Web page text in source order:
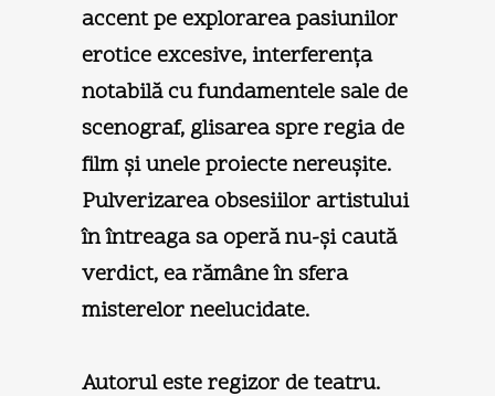
accent pe explorarea pasiunilor
erotice excesive, interferenţa
notabilă cu fundamentele sale de
scenograf, glisarea spre regia de
film şi unele proiecte nereuşite.
Pulverizarea obsesiilor artistului
în întreaga sa operă nu-şi caută
verdict, ea rămâne în sfera
misterelor neelucidate.
Autorul este regizor de teatru.